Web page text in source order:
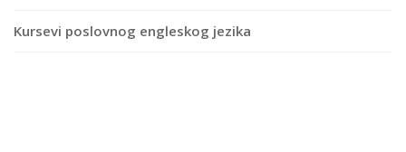
Kursevi poslovnog engleskog jezika